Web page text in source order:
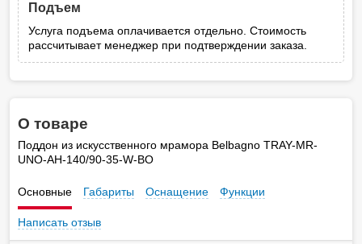
Подъем
Услуга подъема оплачивается отдельно. Стоимость
рассчитывает менеджер при подтверждении заказа.
О товаре
Поддон из искусственного мрамора Belbagno TRAY-MR-
UNO-AH-140/90-35-W-BO
Основные Габариты Оснащение Функции
Написать отзыв